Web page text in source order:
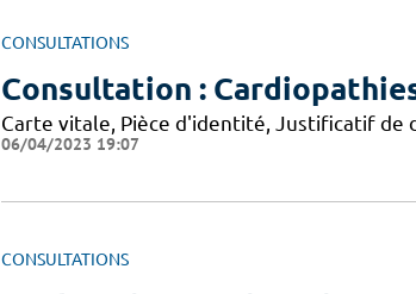
CONSULTATIONS
Consultation :
Carte vitale, Pièce d'identité, Justificatif de
06/04/2023 19:07
CONSULTATIONS